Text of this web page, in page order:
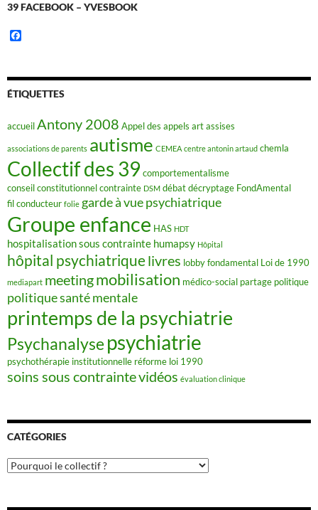
39 FACEBOOK – YVESBOOK
b
o
o
ÉTIQUETTES
accueilAntony 2008 Appel des appels artassises
associations de parents autisme CEMEA centre antonin artaud chemla
Collectif des 39 comportementalisme
conseil constitutionnelcontrainte DSM débatdécryptage FondAmental
fil conducteur folie garde à vue psychiatrique
Groupe enfance HAS HDT
hospitalisation sous contrainte humapsy Hôpital
hôpital psychiatriquelivres lobby fondamental Loi de 1990
mediapart meetingmobilisation médico-social partage politique
politique santé mentale
printemps de la psychiatrie
Psychanalyse psychiatrie
psychothérapie institutionnelle réforme loi 1990
soins sous contraintevidéos évaluation clinique
CATÉGORIES
Catégories